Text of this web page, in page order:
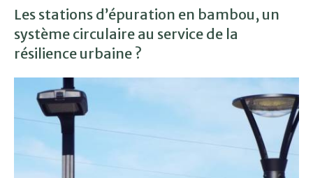
Les stations d’épuration en bambou, un
système circulaire au service de la
résilience urbaine ?